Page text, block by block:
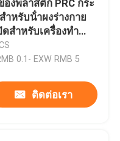
งพลาสติก PRC กระ
าหรับน้ําผงร่างกาย
สําหรับเครื่องทํา
บหน้าและกระปุกครีม
0.1- EXW RMB 5
ติดต่อเรา